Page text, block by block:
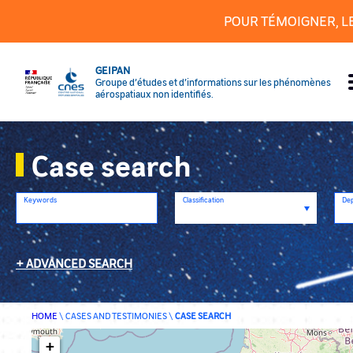
POUR TÉMOIGNER,
GEIPAN
Groupe d’études et d’informations sur les phénomènes
aérospatiaux non identifiés.
Case search
Keywords Classification
ADVANCED SEARCH
HOME \ CASES AND TESTIMONIES\ CASE SEARCH
+